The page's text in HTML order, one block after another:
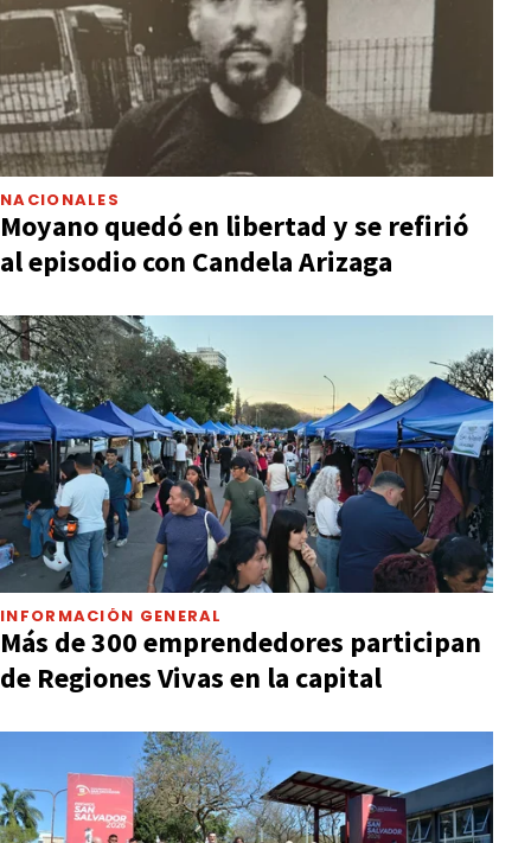
NACIONALES
Moyano quedó en libertad y se refirió
al episodio con Candela Arizaga
INFORMACIÓN GENERAL
Más de 300 emprendedores participan
de Regiones Vivas en la capital